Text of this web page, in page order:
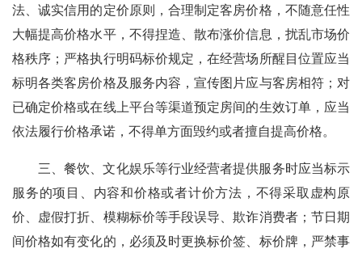
法、诚实信用的定价原则，合理制定客房价格，不随意任性
大幅提高价格水平，不得捏造、散布涨价信息，扰乱市场价
格秩序；严格执行明码标价规定，在经营场所醒目位置应当
标明各类客房价格及服务内容，宣传图片应与客房相符；对
已确定价格或在线上平台等渠道预定房间的生效订单，应当
依法履行价格承诺，不得单方面毁约或者擅自提高价格。
三、餐饮、文化娱乐等行业经营者提供服务时应当标示
服务的项目、内容和价格或者计价方法，不得采取虚构原
价、虚假打折、模糊标价等手段误导、欺诈消费者；节日期
间价格如有变化的，必须及时更换标价签、标价牌，严禁事